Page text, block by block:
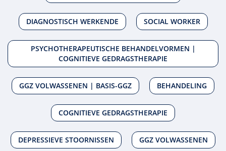
DIAGNOSTISCH WERKENDE SOCIAL WORKER
PSYCHOTHERAPEUTISCHE BEHANDELVORMEN |
COGNITIEVE GEDRAGSTHERAPIE
GGZ VOLWASSENEN | BASIS-GGZ BEHANDELING
COGNITIEVE GEDRAGSTHERAPIE
DEPRESSIEVE STOORNISSEN GGZ VOLWASSENEN